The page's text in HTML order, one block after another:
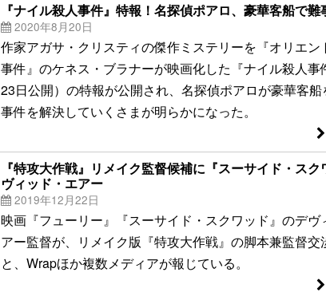
『ナイル殺人事件』特報！名探偵ポアロ、豪華客船で
2020年8月20日
作家アガサ・クリスティの傑作ミステリーを『オリエン
事件』のケネス・ブラナーが映画化した『ナイル殺人事
23日公開）の特報が公開され、名探偵ポアロが豪華客
事件を解決していくさまが明らかになった。
『特攻大作戦』リメイク監督候補に『スーサイド・ス
ヴィッド・エアー
2019年12月22日
映画『フューリー』『スーサイド・スクワッド』のデヴ
アー監督が、リメイク版『特攻大作戦』の脚本兼監督交
と、Wrapほか複数メディアが報じている。